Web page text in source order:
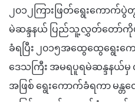
၂၀၁၂ကြားဖြတ်ရွေးကောက်ပွဲ
မဲဆန္ဒနယ် ပြည်သူ့လွှတ်တော်ကို
ခံရပြီး
၂၀၁၅အထွေထွေရွေး
ဒေသကြီး အမရပူရမဲဆန္ဒနယ်မှ
အဖြစ် ရွေးကောက်ခံရကာ မန္တ